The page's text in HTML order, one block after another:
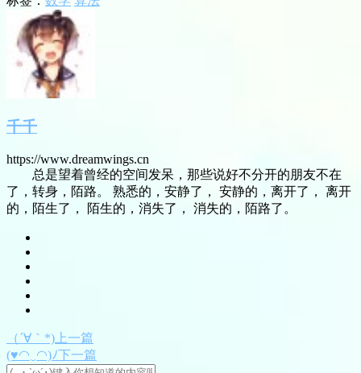
千千
https://www.dreamwings.cn
总是望着曾经的空间发呆，那些说好不分开的朋友不在
了，转身，陌路。 熟悉的，安静了， 安静的，离开了， 离开
的，陌生了， 陌生的，消失了， 消失的，陌路了。
（´∀｀*)上一篇
(♥◠‿◠)ﾉ下一篇